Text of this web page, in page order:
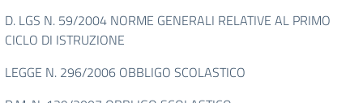
D. LGS N. 59/2004 NORME GENERALI RELATIVE AL PRIMO
CICLO DI ISTRUZIONE
LEGGE N. 296/2006 OBBLIGO SCOLASTICO